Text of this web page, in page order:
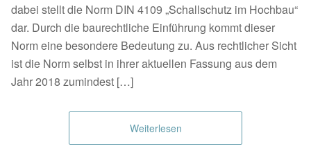
dabei stellt die Norm DIN 4109 „Schallschutz im Hochbau“
dar. Durch die baurechtliche Einführung kommt dieser
Norm eine besondere Bedeutung zu. Aus rechtlicher Sicht
ist die Norm selbst in ihrer aktuellen Fassung aus dem
Jahr 2018 zumindest […]
Weiterlesen